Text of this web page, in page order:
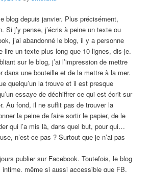
blog depuis janvier. Plus précisément,
Si j’y pense, j’écris à peine un texte ou
j’ai abandonné le blog, il y a personne
lire un texte plus long que 10 lignes, dis-je.
sur le blog, j’ai l’impression de mettre
dans une bouteille et de la mettre à la mer.
quelqu’un la trouve et il est presque
essaye de déchiffrer ce qui est écrit sur
Au fond, il ne suffit pas de trouver la
la peine de faire sortir le papier, de le
qui l’a mis là, dans quel but, pour qui…
n’est-ce pas ? Surtout que je n’ai pas
publier sur Facebook. Toutefois, le blog
intime, même si aussi accessible que FB.